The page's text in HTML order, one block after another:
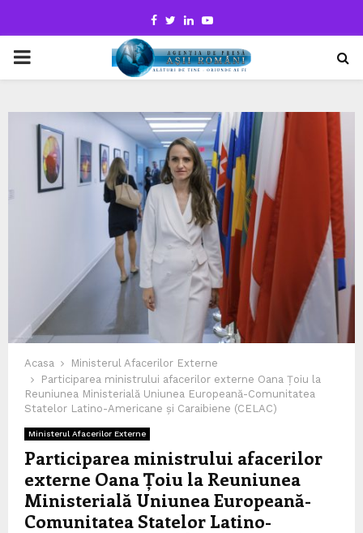
Facebook
TwitterLinkedinYoutube
PRIMARY
Acasa
Ministerul Afacerilor Externe
Participarea ministrului afacerilor externe Oana Țoiu la
Reuniunea Ministerială Uniunea Europeană-Comunitatea
Statelor Latino-Americane și Caraibiene (CELAC)
Ministerul Afacerilor Externe
Participarea ministrului afacerilor
externe Oana Țoiu la Reuniunea
Ministerială Uniunea Europeană-
Comunitatea Statelor Latino-